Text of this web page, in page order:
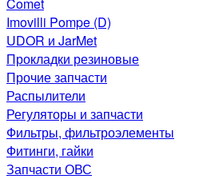
Imovilli Pompe (D)
UDOR и JarMet
Прокладки резиновые
Прочие запчасти
Распылители
Регуляторы и запчасти
Фильтры, фильтроэлементы
Фитинги, гайки
Запчасти ОВС